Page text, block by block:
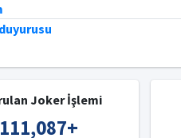
Joker İşlemi
+